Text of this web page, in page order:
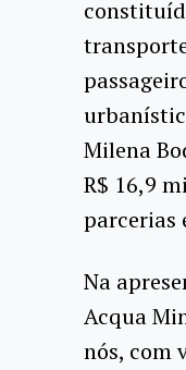
Milena
R$ 16,9
parcerias
Na
Acqua
nós, com